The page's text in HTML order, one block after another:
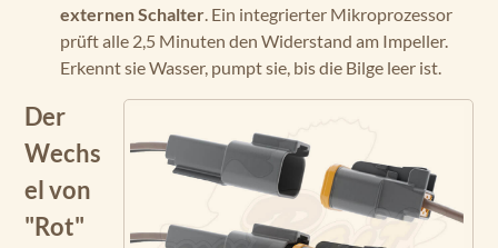
externen Schalter. Ein integrierter Mikroprozessor
prüft alle 2,5 Minuten den Widerstand am Impeller.
Erkennt sie Wasser, pumpt sie, bis die Bilge leer ist.
Der
Wechs
el von
"Rot"